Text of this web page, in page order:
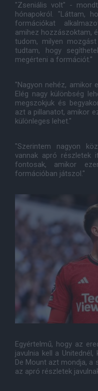
"Zseniális volt" -
hónapokról. "Láttam,
formációkat
amihez hozzászoktam,
tudom, milyen
tudtam, hogy
megérteni a formációt."
"Nagyon nehéz, amikor
Elég nagy különbség
megszokjuk és
azt a pillanatot, amikor
különleges lehet."
"Szerintem nagyon
vannak apró részletek
fontosak, amikor
formációban játszol."
Egyértelmű, hogy az
javulnia kell a
De Mount azt mondja,
az apró részletek